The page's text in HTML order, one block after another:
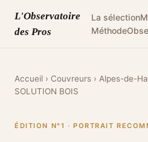
L'Observatoire
des Pros
La sélection
Méthode
Accueil › Couvreurs › Alpes-de-
SOLUTION BOIS
ÉDITION N°1 · PORTRAIT